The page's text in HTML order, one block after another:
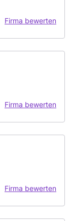
Firma bewerten
Firma bewerten
Firma bewerten